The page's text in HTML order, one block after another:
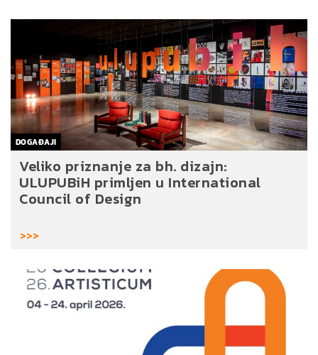
DOGAĐAJI
Veliko priznanje za bh. dizajn:
ULUPUBiH primljen u International
Council of Design
>>>